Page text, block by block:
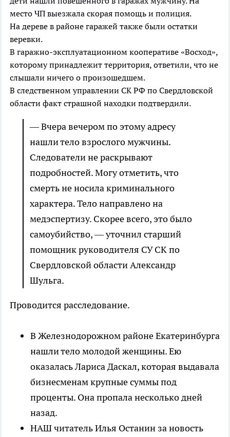
место ЧП выезжала скорая помощь и полиция.
На дереве в районе гаражей также были остатки
веревки.
В гаражно-эксплуатационном кооперативе «Восход»,
которому принадлежит территория, ответили, что не
слышали ничего о произошедшем.
В следственном управлении СК РФ по Свердловской
области факт страшной находки подтвердили.
— Вчера вечером по этому адресу
нашли тело взрослого мужчины.
Следователи не раскрывают
подробностей. Могу отметить, что
смерть не носила криминального
характера. Тело направлено на
медэспертизу. Скорее всего, это было
самоубийство, — уточнил старший
помощник руководителя СУ СК по
Свердловской области Александр
Шульга.
Проводится расследование.
В Железнодорожном районе Екатеринбурга
нашли тело молодой женщины. Ею
оказалась Лариса Даскал, которая выдавала
бизнесменам крупные суммы под
проценты. Она пропала несколько дней
назад.
НАШ читатель Илья Останин за новость